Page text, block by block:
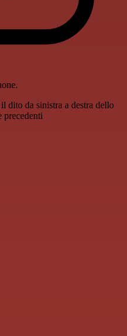
dito da sinistra a destra dello
precedenti